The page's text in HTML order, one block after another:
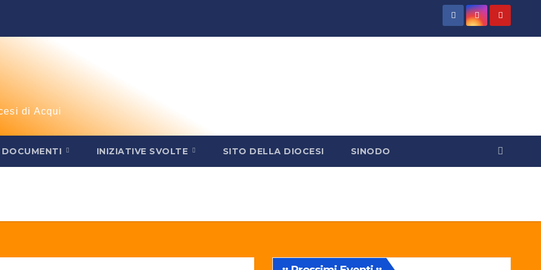
di Acqui
DOCUMENTI INIZIATIVE SVOLTE SITO DELLA DIOCESI SINODO